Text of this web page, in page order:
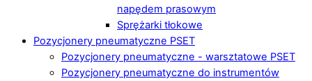
napędem prasowym
Sprężarki tłokowe
Pozycjonery pneumatyczne PSET
Pozycjonery pneumatyczne - warsztatowe PSET
Pozycjonery pneumatyczne do instrumentów